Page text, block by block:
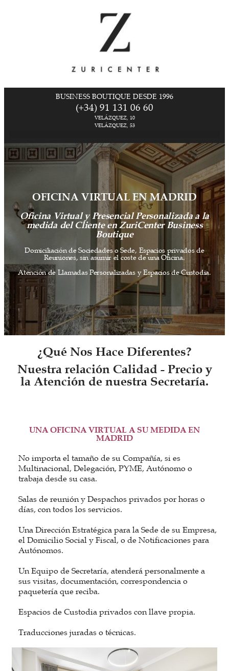
BUSINESS BOUTIQUE DESDE 1996
(+34) 91 131 06 60
VELÁZQUEZ, 10
VELÁZQUEZ, 53
OFICINA VIRTUAL EN MADRID
Oficina Virtual y Presencial Personalizada a la
medida del Cliente en ZuriCenter Business
Boutique
Domiciliación de Sociedades o Sede, Espacios privados de
Reuniones, sin asumir el coste de una Oficina.
Atención de Llamadas Personalizadas y Espacios de Custodia.
¿Qué Nos Hace Diferentes?
Nuestra relación Calidad - Precio y
la Atención de nuestra Secretaría.
UNA OFICINA VIRTUAL A SU MEDIDA EN
MADRID
No importa el tamaño de su Compañía, si es
Multinacional, Delegación, PYME, Autónomo o
trabaja desde su casa.
Salas de reunión y Despachos privados por horas o
días, con todos los servicios.
Una Dirección Estratégica para la Sede de su Empresa,
el Domicilio Social y Fiscal, o de Notificaciones para
Autónomos.
Un Equipo de Secretaría, atenderá personalmente a
sus visitas, documentación, correspondencia o
paquetería que reciba.
Espacios de Custodia privados con llave propia.
Traducciones juradas o técnicas.